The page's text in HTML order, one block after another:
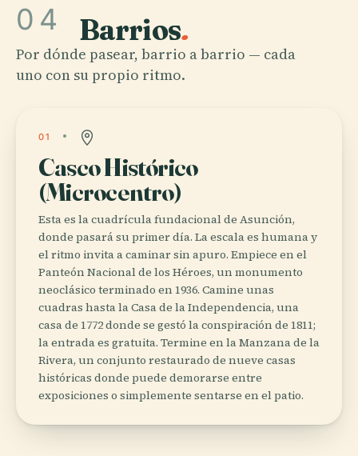
04 Barrios.
Por dónde pasear, barrio a barrio — cada
uno con su propio ritmo.
01
Casco Histórico
(Microcentro)
Esta es la cuadrícula fundacional de Asunción,
donde pasará su primer día. La escala es humana y
el ritmo invita a caminar sin apuro. Empiece en el
Panteón Nacional de los Héroes, un monumento
neoclásico terminado en 1936. Camine unas
cuadras hasta la Casa de la Independencia, una
casa de 1772 donde se gestó la conspiración de 1811;
la entrada es gratuita. Termine en la Manzana de la
Rivera, un conjunto restaurado de nueve casas
históricas donde puede demorarse entre
exposiciones o simplemente sentarse en el patio.